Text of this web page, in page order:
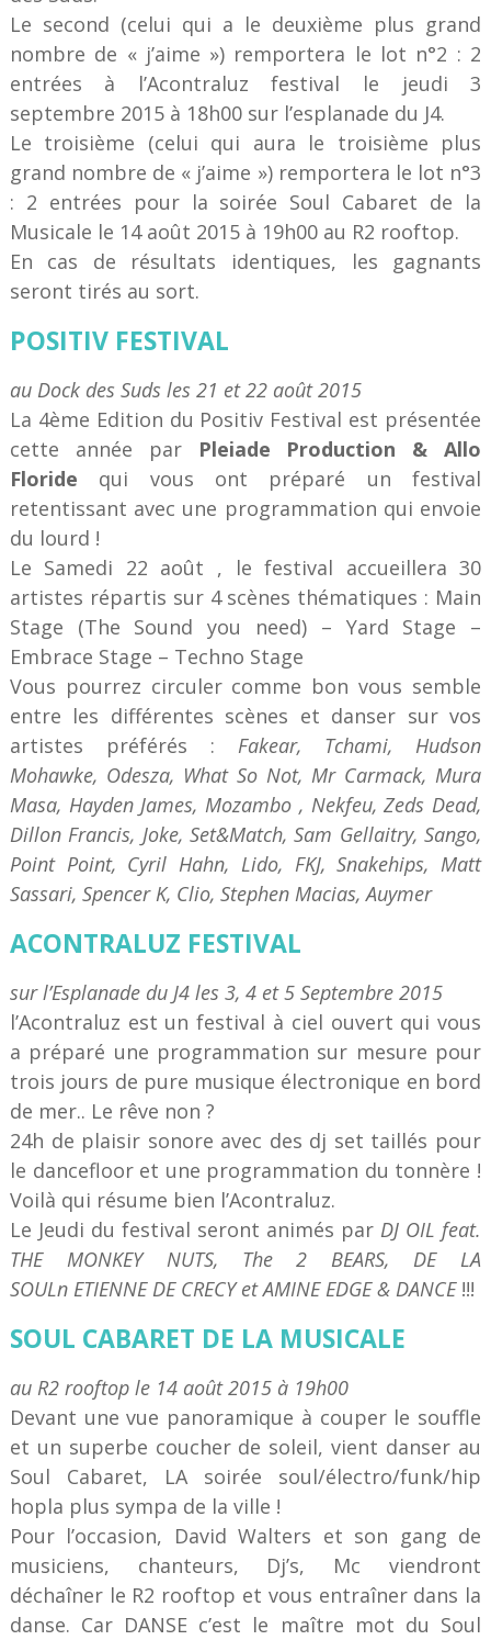
Le second (celui qui a le deuxième plus grand
nombre de « j’aime ») remportera le lot n°2 : 2
entrées à l’Acontraluz festival le jeudi 3
septembre 2015 à 18h00 sur l’esplanade du J4.
Le troisième (celui qui aura le troisième plus
grand nombre de « j’aime ») remportera le lot n°3
: 2 entrées pour la soirée Soul Cabaret de la
Musicale le 14 août 2015 à 19h00 au R2 rooftop.
En cas de résultats identiques, les gagnants
seront tirés au sort.
POSITIV FESTIVAL
au Dock des Suds les 21 et 22 août 2015
La 4ème Edition du Positiv Festival est présentée
cette année par
Pleiade Production & Allo
Floride qui vous ont préparé un festival
retentissant avec une programmation qui envoie
du lourd !
Le Samedi 22 août , le festival accueillera 30
artistes répartis sur 4 scènes thématiques : Main
Stage (The Sound you need) – Yard Stage –
Embrace Stage – Techno Stage
Vous pourrez circuler comme bon vous semble
entre les différentes scènes et danser sur vos
artistes préférés : Fakear, Tchami, Hudson
Mohawke, Odesza, What So Not, Mr Carmack, Mura
Masa, Hayden James, Mozambo , Nekfeu, Zeds Dead,
Dillon Francis, Joke, Set&Match, Sam Gellaitry, Sango,
Point Point, Cyril Hahn, Lido, FKJ, Snakehips, Matt
Sassari, Spencer K, Clio, Stephen Macias, Auymer
ACONTRALUZ FESTIVAL
sur l’Esplanade du J4 les 3, 4 et 5 Septembre 2015
l’Acontraluz est un festival à ciel ouvert qui vous
a préparé une programmation sur mesure pour
trois jours de pure musique électronique en bord
de mer.. Le rêve non ?
24h de plaisir sonore avec des dj set taillés pour
le dancefloor et une programmation du tonnère !
Voilà qui résume bien l’Acontraluz.
Le Jeudi du festival seront animés par DJ OIL feat.
THE MONKEY NUTS, The 2 BEARS, DE LA
SOULn ETIENNE DE CRECY et AMINE EDGE & DANCE!!!
SOUL CABARET DE LA MUSICALE
au R2 rooftop le 14 août 2015 à 19h00
Devant une vue panoramique à couper le souffle
et un superbe coucher de soleil, vient danser au
Soul Cabaret, LA soirée soul/électro/funk/hip
hopla plus sympa de la ville !
Pour l’occasion, David Walters et son gang de
musiciens, chanteurs, Dj’s, Mc viendront
déchaîner le R2 rooftop et vous entraîner dans la
danse. Car DANSE c’est le maître mot du Soul